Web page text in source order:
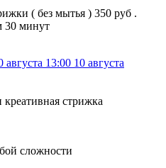
( без мытья ) 350 руб .
30 минут
августа 13:00 10 августа
стрижка
сложности